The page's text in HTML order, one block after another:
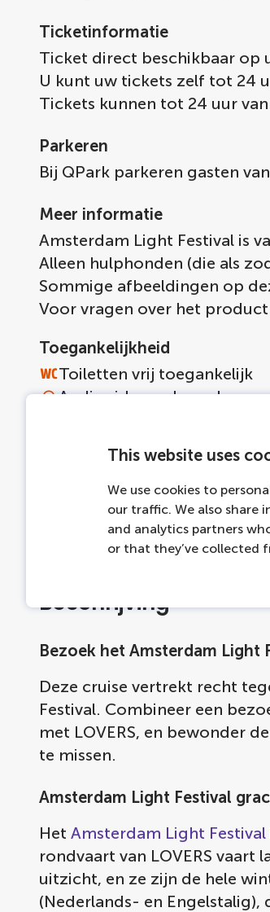
This website uses
We use cookies to
our traffic. We also share
and analytics partners
or that they’ve collected
Ticketinformatie
Ticket direct beschikbaar op
U kunt uw tickets zelf tot 24
Tickets kunnen tot 24 uur
Parkeren
Bij QPark parkeren gasten
Meer informatie
Amsterdam Light Festival is
Alleen hulphonden (die als
Sommige afbeeldingen op
Voor vragen over het
Toegankelijkheid
Toiletten vrij toegankelijk
Audiogids aan boord
Bereikbaarheid
Beschrijving
Bezoek het Amsterdam Light
Deze cruise vertrekt recht
Festival. Combineer een
met LOVERS, en bewonder
te missen.
Amsterdam Light Festival
Het Amsterdam Light Festival
rondvaart van LOVERS
uitzicht, en ze zijn de hele
(Nederlands- en